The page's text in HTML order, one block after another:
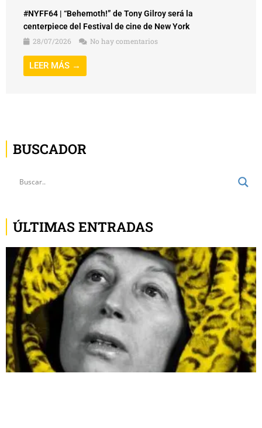
#NYFF64 | “Behemoth!” de Tony Gilroy será la
centerpiece del Festival de cine de New York
28/07/2026
No hay comentarios
LEER MÁS →
BUSCADOR
ÚLTIMAS ENTRADAS